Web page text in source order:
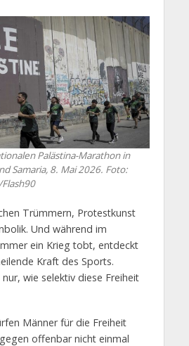
Palästina-Marathon in
Samaria, 8. Mai 2026. Foto:
Trümmern, Protestkunst
Und während im
ein Krieg tobt, entdeckt
Kraft des Sports.
wie selektiv diese Freiheit
Männer für die Freiheit
offenbar nicht einmal